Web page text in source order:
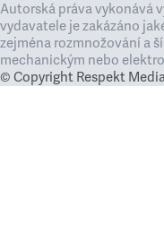
Autorská práva vykonává
vydavatele je zakázáno
zejména rozmnožování a
mechanickým nebo
© Copyright Respekt Media